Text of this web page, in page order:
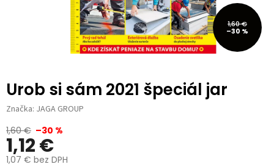
1,60 €
–30 %
Urob si sám 2021 špeciál jar
Značka: JAGA GROUP
1,60 € –30 %
1,12 €
1,07 € bez DPH